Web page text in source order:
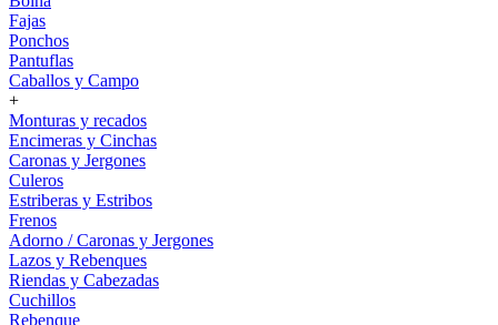
Fajas
Ponchos
Pantuflas
Caballos y Campo
+
Monturas y recados
Encimeras y Cinchas
Caronas y Jergones
Culeros
Estriberas y Estribos
Frenos
Adorno / Caronas y Jergones
Lazos y Rebenques
Riendas y Cabezadas
Cuchillos
Rebenque